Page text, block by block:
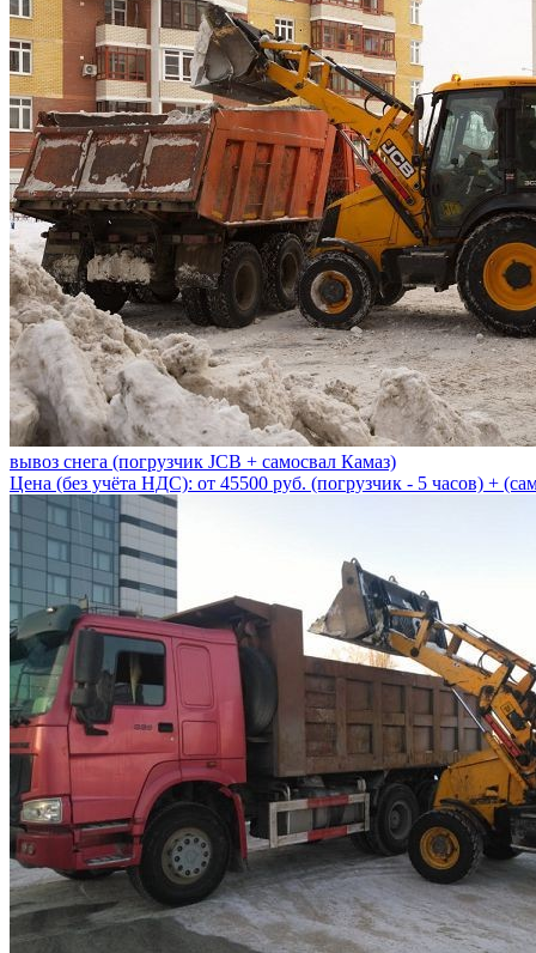
вывоз снега (погрузчик JCB + самосвал Камаз)
Цена (без учёта НДС): от 45500 руб. (погрузчик - 5 часов) +